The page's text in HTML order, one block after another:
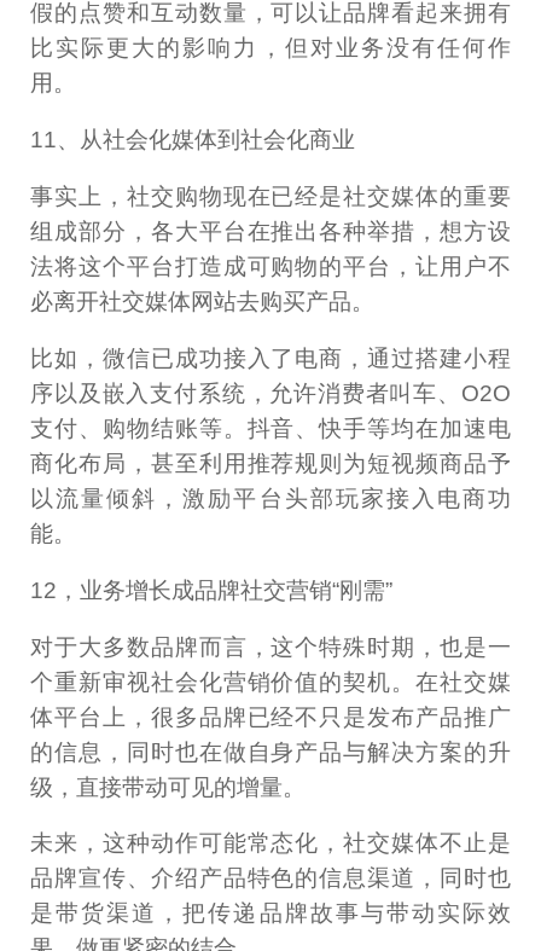
假的点赞和互动数量，可以让品牌看起来拥有
比实际更大的影响力，但对业务没有任何作
用。
11、从社会化媒体到社会化商业
事实上，社交购物现在已经是社交媒体的重要
组成部分，各大平台在推出各种举措，想方设
法将这个平台打造成可购物的平台，让用户不
必离开社交媒体网站去购买产品。
比如，微信已成功接入了电商，通过搭建小程
序以及嵌入支付系统，允许消费者叫车、O2O
支付、购物结账等。抖音、快手等均在加速电
商化布局，甚至利用推荐规则为短视频商品予
以流量倾斜，激励平台头部玩家接入电商功
能。
12，业务增长成品牌社交营销“刚需”
对于大多数品牌而言，这个特殊时期，也是一
个重新审视社会化营销价值的契机。在社交媒
体平台上，很多品牌已经不只是发布产品推广
的信息，同时也在做自身产品与解决方案的升
级，直接带动可见的增量。
未来，这种动作可能常态化，社交媒体不止是
品牌宣传、介绍产品特色的信息渠道，同时也
是带货渠道，把传递品牌故事与带动实际效